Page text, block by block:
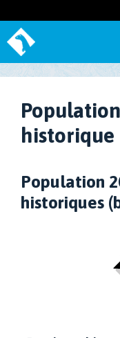
contenu
historique
Population
historiques